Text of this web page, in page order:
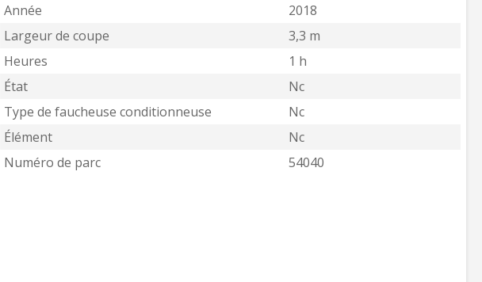
Année
2018
Largeur de coupe
3,3 m
Heures
1 h
État
Nc
Type de faucheuse conditionneuse
Nc
Élément
Nc
Numéro de parc
54040